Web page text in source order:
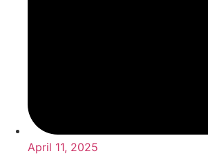
April 11, 2025